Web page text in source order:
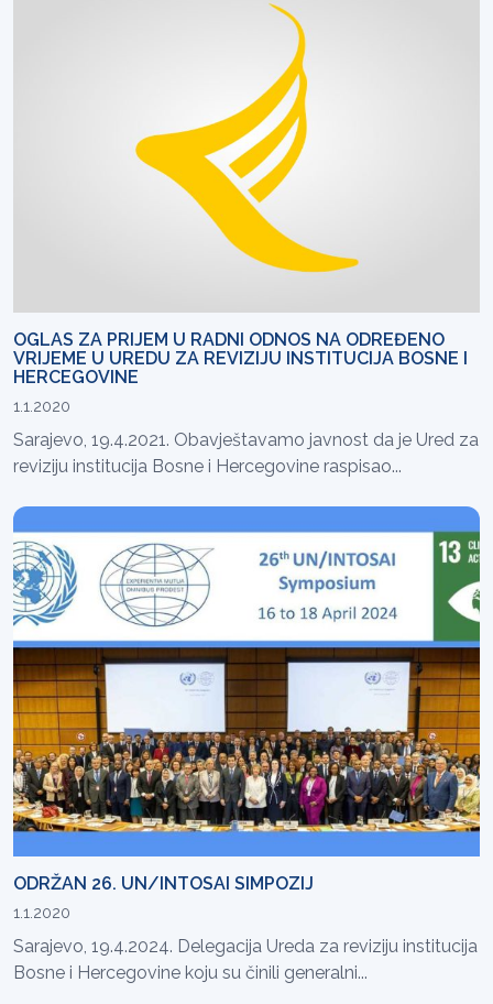
OGLAS ZA PRIJEM U RADNI ODNOS NA ODREĐENO
VRIJEME U UREDU ZA REVIZIJU INSTITUCIJA BOSNE I
HERCEGOVINE
1.1.2020
Sarajevo, 19.4.2021. Obavještavamo javnost da je Ured za
reviziju institucija Bosne i Hercegovine raspisao...
ODRŽAN 26. UN/INTOSAI SIMPOZIJ
1.1.2020
Sarajevo, 19.4.2024. Delegacija Ureda za reviziju institucija
Bosne i Hercegovine koju su činili generalni...